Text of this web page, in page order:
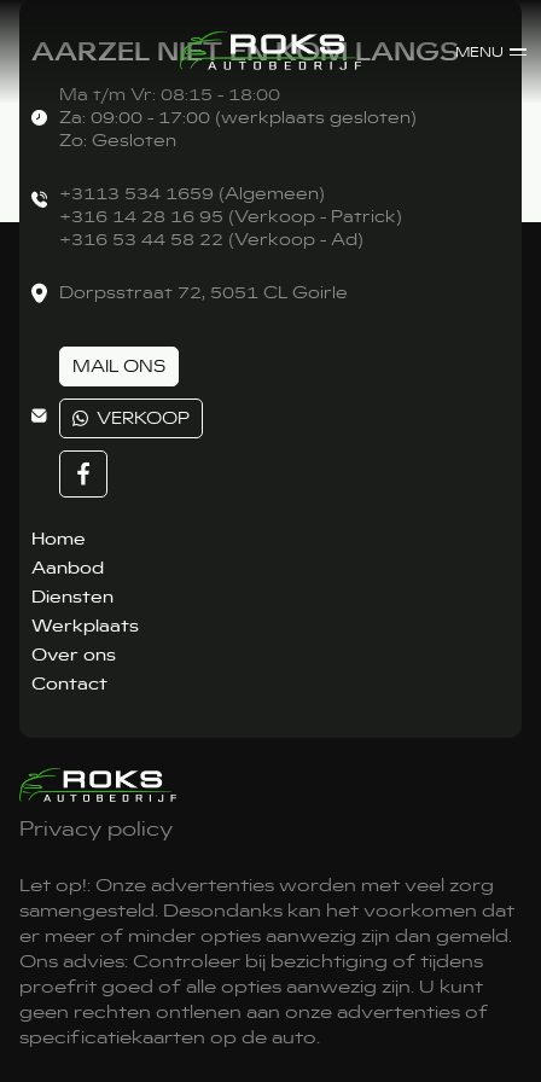
MENU
AARZEL NIET EN KOM LANGS
Ma t/m Vr: 08:15 - 18:00
Za: 09:00 - 17:00 (werkplaats gesloten)
Zo: Gesloten
+3113 534 1659 (Algemeen)
+316 14 28 16 95 (Verkoop - Patrick)
+316 53 44 58 22 (Verkoop - Ad)
Dorpsstraat 72, 5051 CL Goirle
MAIL ONS
VERKOOP
Home
Aanbod
Diensten
Werkplaats
Over ons
Contact
Privacy policy
Let op!: Onze advertenties worden met veel zorg
samengesteld. Desondanks kan het voorkomen dat
er meer of minder opties aanwezig zijn dan gemeld.
Ons advies: Controleer bij bezichtiging of tijdens
proefrit goed of alle opties aanwezig zijn. U kunt
geen rechten ontlenen aan onze advertenties of
specificatiekaarten op de auto.